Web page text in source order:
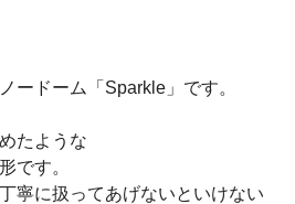
ードーム「Sparkle」です。
たような
です。
寧に扱ってあげないといけない